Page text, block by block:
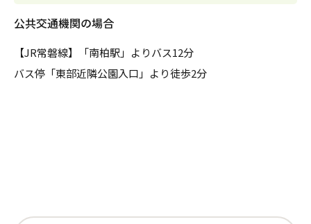
公共交通機関の場合
【JR常磐線】「南柏駅」よりバス12分
バス停「東部近隣公園入口」より徒歩2分